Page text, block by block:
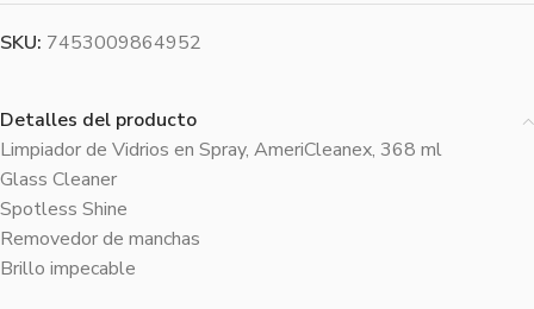
SKU: 7453009864952
Detalles del producto
Limpiador de Vidrios en Spray, AmeriCleanex, 368 ml
Glass Cleaner
Spotless Shine
Removedor de manchas
Brillo impecable